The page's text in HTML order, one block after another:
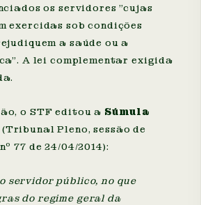
os servidores "cujas
exercidas sob condições
a saúde ou a
A lei complementar exigida
o STF editou a Súmula
(Tribunal Pleno, sessão de
77 de 24/04/2014):
servidor público, no que
do regime geral da